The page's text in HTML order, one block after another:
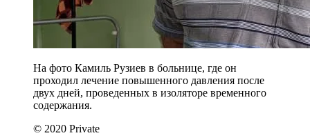
На фото Камиль Рузиев в больнице, где он
проходил лечение повышенного давления после
двух дней, проведенных в изоляторе временного
содержания.
© 2020 Private